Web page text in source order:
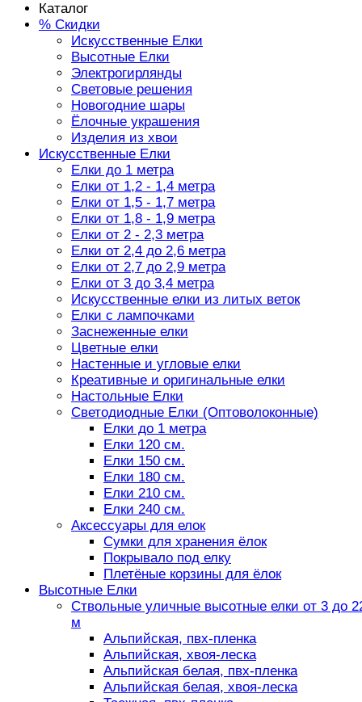
Каталог
% Скидки
Искусственные Елки
Высотные Елки
Электрогирлянды
Световые решения
Новогодние шары
Ёлочные украшения
Изделия из хвои
Искусственные Елки
Елки до 1 метра
Елки от 1,2 - 1,4 метра
Елки от 1,5 - 1,7 метра
Елки от 1,8 - 1,9 метра
Елки от 2 - 2,3 метра
Елки от 2,4 до 2,6 метра
Елки от 2,7 до 2,9 метра
Елки от 3 до 3,4 метра
Искусственные елки из литых веток
Елки с лампочками
Заснеженные елки
Цветные елки
Настенные и угловые елки
Креативные и оригинальные елки
Настольные Елки
Светодиодные Елки (Оптоволоконные)
Елки до 1 метра
Елки 120 см.
Елки 150 см.
Елки 180 см.
Елки 210 см.
Елки 240 см.
Аксессуары для елок
Сумки для хранения ёлок
Покрывало под елку
Плетёные корзины для ёлок
Высотные Елки
Ствольные уличные высотные елки от 3 до
м
Альпийская, пвх-пленка
Альпийская, хвоя-леска
Альпийская белая, пвх-пленка
Альпийская белая, хвоя-леска